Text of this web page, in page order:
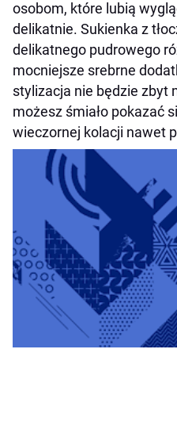
osobom, które lubią
delikatnie. Sukienka z
delikatnego pudrowego
mocniejsze srebrne
stylizacja nie będzie zbyt
możesz śmiało pokazać
wieczornej kolacji nawet